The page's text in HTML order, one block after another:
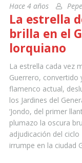
Hace 4 años
La estrella
brilla en el
lorquiano
La estrella cada vez
Guerrero, convertido
flamenco actual,
los Jardines del
‘Jondo, del primer
plumazo la oscura
adjudicación del
irrumpe en la ciudad